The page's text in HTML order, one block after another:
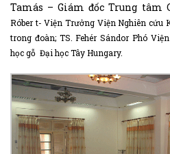
Tamás – Giám đốc Trung tâm
Róber t- Viện Trưởng Viện Nghiên cứu
trong đoàn; TS. Fehér SándorPhó
học gỗ Đại học Tây Hungary.